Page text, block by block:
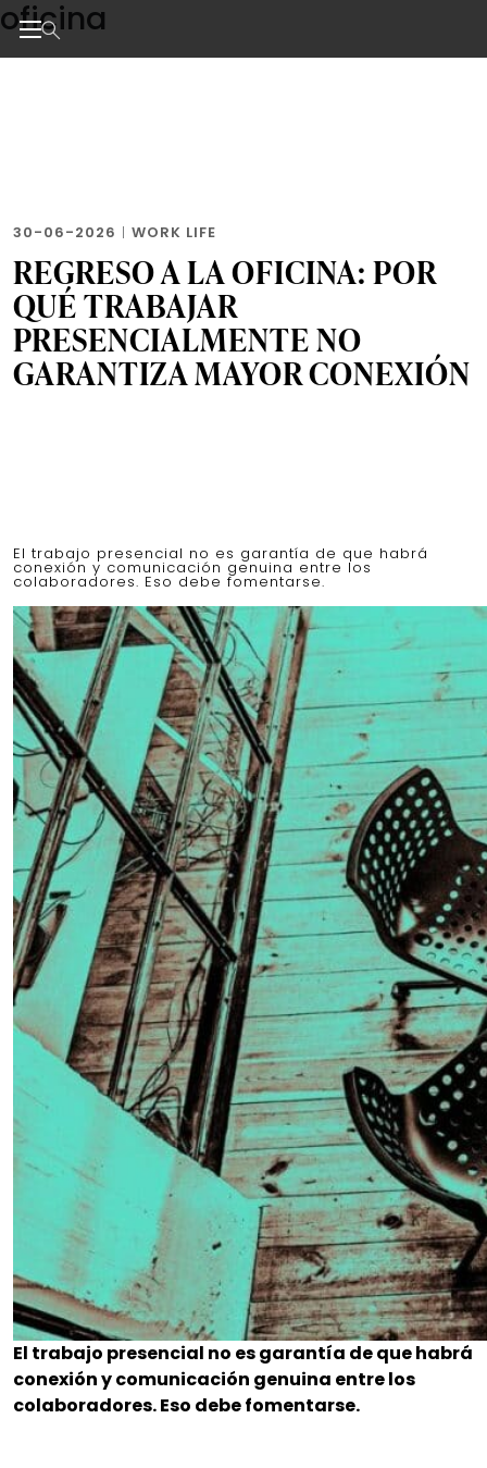
Skip
to
the
oficina
30-06-2026 | WORK LIFE
REGRESO A LA OFICINA: POR
QUÉ TRABAJAR
PRESENCIALMENTE NO
GARANTIZA MAYOR CONEXIÓN
El trabajo presencial no es garantía de que habrá
conexión y comunicación genuina entre los
colaboradores. Eso debe fomentarse.
El trabajo presencial no es garantía de que habrá
conexión y comunicación genuina entre los
colaboradores. Eso debe fomentarse.